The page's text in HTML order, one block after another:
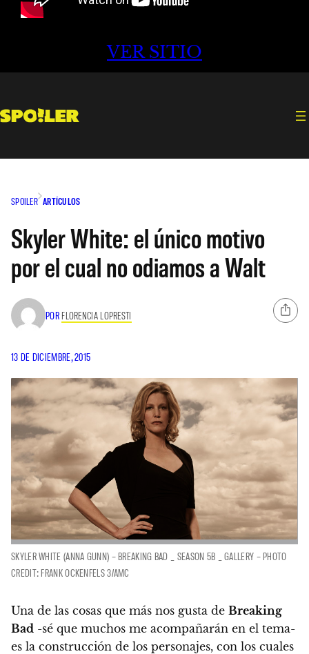
VER SITIO
SPOILER ARTÍCULOS
Skyler White: el único motivo
por el cual no odiamos a Walt
POR FLORENCIA LOPRESTI
13 DE DICIEMBRE, 2015
SKYLER WHITE (ANNA GUNN) – BREAKING BAD _ SEASON 5B _ GALLERY – PHOTO
CREDIT: FRANK OCKENFELS 3/AMC
Una de las cosas que más nos gusta de Breaking
Bad -sé que muchos me acompañarán en el tema-
es la construcción de los personajes, con los cuales